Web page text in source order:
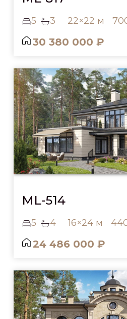
5 3 22×22 м
30 380 000 ₽
ML-514
5 4 16×24 м
24 486 000 ₽